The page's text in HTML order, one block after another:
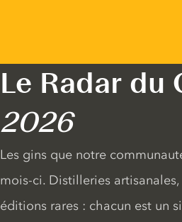
Le Radar du
2026
Les gins que notre
mois-ci. Distilleries
éditions rares : chacun est un